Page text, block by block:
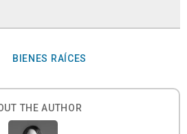
BIENES RAÍCES
THE AUTHOR